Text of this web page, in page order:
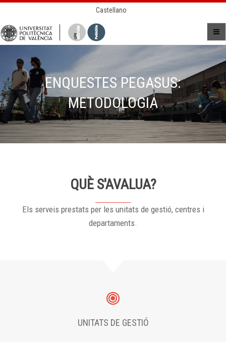
Castellano
ENQUESTES PEGASUS:
METODOLOGIA
QUÈ S'AVALUA?
Els serveis prestats per les unitats de gestió, centres i
departaments.
UNITATS DE GESTIÓ